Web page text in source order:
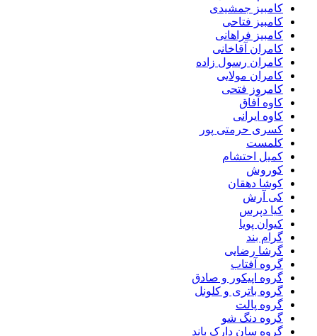
کامبیز جمشیدی
کامبیز فتاحی
کامبیز فراهانی
کامران آقاخانی
کامران رسول زاده
کامران مولایی
کامروز فتحی
کاوه آفاق
کاوه ایرانی
کسری حرمتی پور
کلمست
کمیل احتشام
کوروش
کوشا دهقان
کی آرش
کیا دپرس
کیوان پویا
گرام بند
گرشا رضایی
گروه آفتاب
گروه اپیکور و صادق
گروه باتری و کلونل
گروه پالت
گروه دنگ شو
گروه سان دارک باند